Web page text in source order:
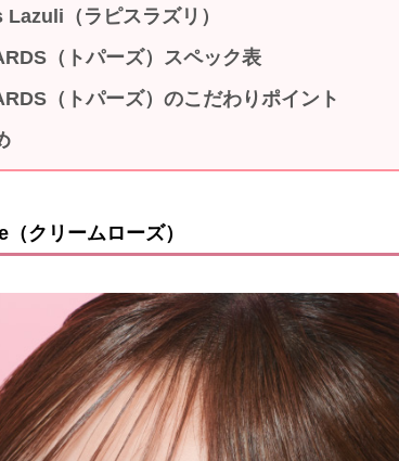
Lazuli（ラピスラズリ）
（トパーズ）スペック表
（トパーズ）のこだわりポイント
クリームローズ）